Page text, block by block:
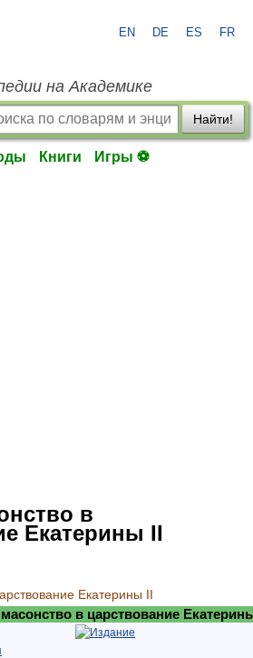
EN DE ES FR
на Академике
Найти!
Книги Игры ⚽
в
Екатерины II
Екатерины II
в царствование